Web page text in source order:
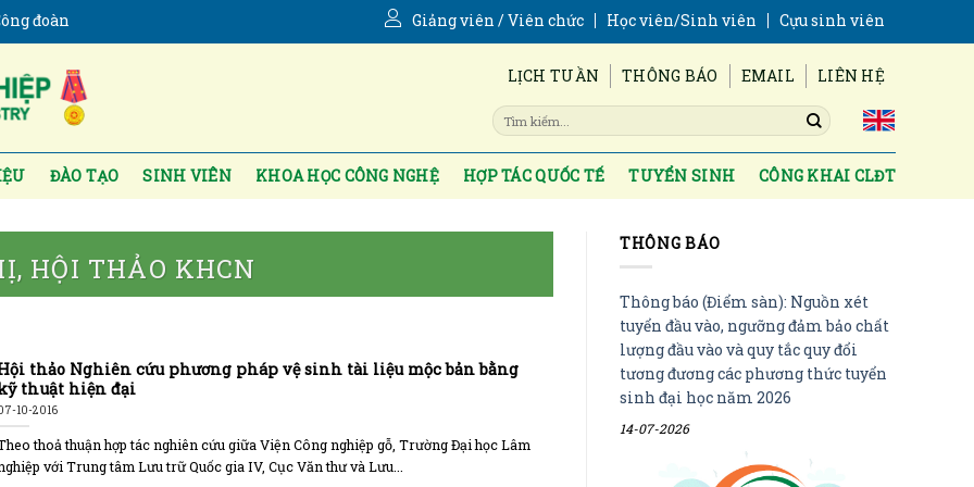
đoàn Giảng viên / Viên chức Học viên/Sinh viên Cựu sinh viên
LỊCH TUẦN THÔNG BÁO EMAIL LIÊN HỆ
ĐÀO TẠO SINH VIÊN KHOA HỌC CÔNG NGHỆ HỢP TÁC QUỐC TẾ TUYỂN SINH CÔNG KHAI CLĐT
HỘI THẢO KHCN
thảo Nghiên cứu phương pháp vệ sinh tài liệu mộc bản bằng
thuật hiện đại
10-2016
thoả thuận hợp tác nghiên cứu giữa Viện Công nghiệp gỗ, Trường Đại học Lâm
với Trung tâm Lưu trữ Quốc gia IV, Cục Văn thư và Lưu...
THÔNG BÁO
Thông báo (Điểm sàn): Nguồn xét
tuyển đầu vào, ngưỡng đảm bảo chất
lượng đầu vào và quy tắc quy đổi
tương đương các phương thức tuyển
sinh đại học năm 2026
14-07-2026